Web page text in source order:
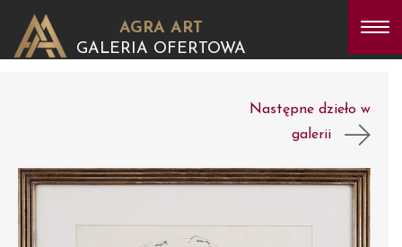
AGRA ART
GALERIA OFERTOWA
Następne dzieło w
galerii